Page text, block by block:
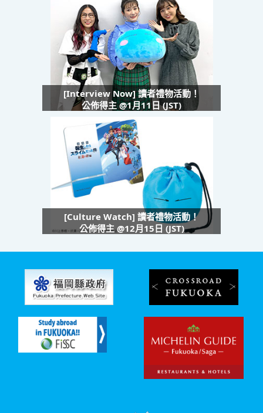
[Interview Now] 讀者禮物活動！
公佈得主 @1月11日 (JST)
[Culture Watch] 讀者禮物活動！
公佈得主 @12月15日 (JST)